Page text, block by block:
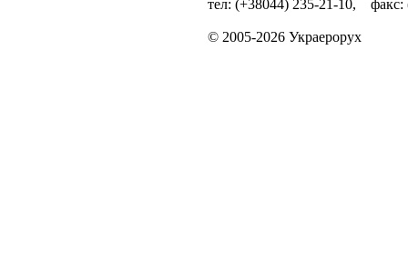
тел: (+38044) 235-21-10, факс:
© 2005-2026 Украерорух